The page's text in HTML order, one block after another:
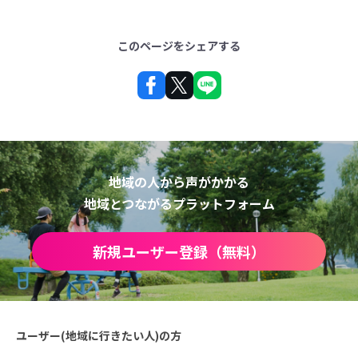
このページをシェアする
地域の人から声がかかる
地域とつながるプラットフォーム
新規ユーザー登録（無料）
ユーザー(地域に行きたい人)の方